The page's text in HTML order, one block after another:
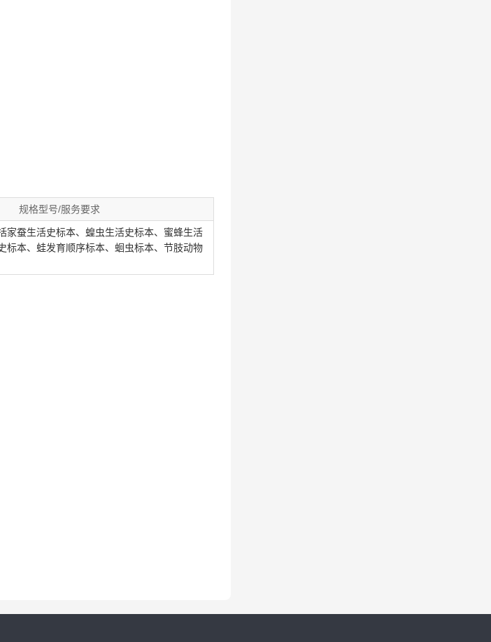
规格型号/服务要求
家蚕生活史标本、蝗虫生活史标本、蜜蜂生活
标本、蛙发育顺序标本、蛔虫标本、节肢动物